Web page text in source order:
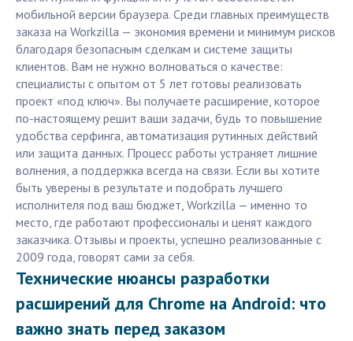
мобильной версии браузера. Среди главных преимуществ
заказа на Workzilla — экономия времени и минимум рисков
благодаря безопасным сделкам и системе защиты
клиентов. Вам не нужно волноваться о качестве:
специалисты с опытом от 5 лет готовы реализовать
проект «под ключ». Вы получаете расширение, которое
по-настоящему решит ваши задачи, будь то повышение
удобства серфинга, автоматизация рутинных действий
или защита данных. Процесс работы устраняет лишние
волнения, а поддержка всегда на связи. Если вы хотите
быть уверены в результате и подобрать лучшего
исполнителя под ваш бюджет, Workzilla — именно то
место, где работают профессионалы и ценят каждого
заказчика. Отзывы и проекты, успешно реализованные с
2009 года, говорят сами за себя.
Технические нюансы разработки
расширений для Chrome на Android: что
важно знать перед заказом